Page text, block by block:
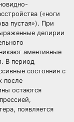
(«ноги
пустая»). При
делирии
аментивные
В период
состояния с
после
остаются
появляется